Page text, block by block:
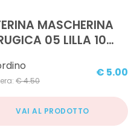
MASCHERINA
05 LILLA 10
€4.50
€ 5.00
VAI AL PRODOTTO